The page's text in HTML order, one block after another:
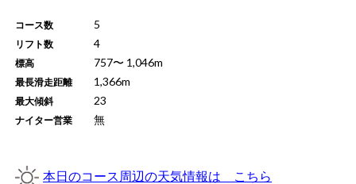
コース数 5
リフト数 4
標高 757〜 1,046m
最長滑走距離 1,366m
最大傾斜 23
ナイター営業 無
本日のコース周辺の天気情報は こちら